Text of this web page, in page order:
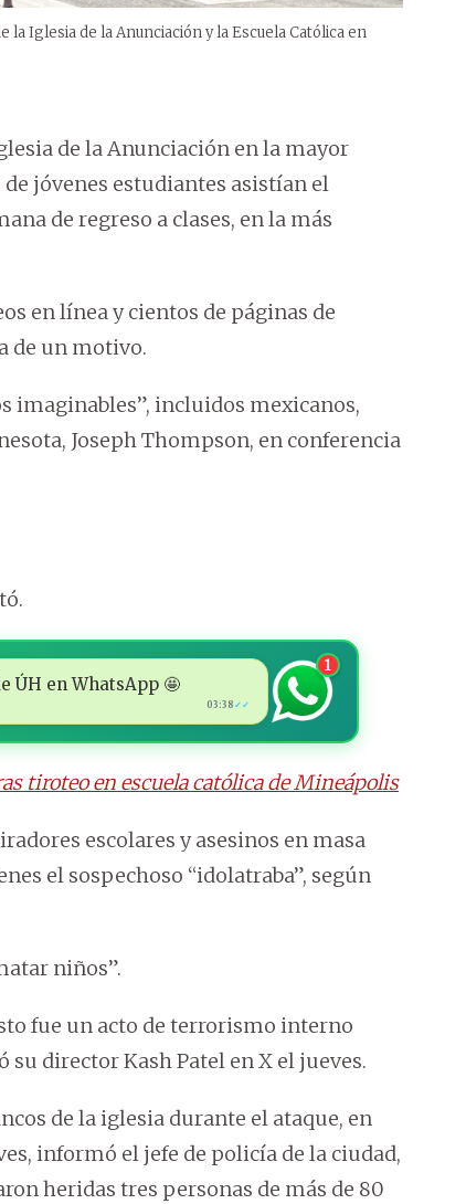
Iglesia de la Anunciación y la Escuela Católica en
de la Anunciación en la mayor
jóvenes estudiantes asistían el
de regreso a clases, en la más
en línea y cientos de páginas de
de un motivo.
imaginables”, incluidos mexicanos,
Joseph Thompson, en conferencia
ÚH en WhatsApp 🤩
03:38 ✓✓
1
tiroteo en escuela católica de Mineápolis
escolares y asesinos en masa
el sospechoso “idolatraba”, según
niños”.
fue un acto de terrorismo interno
director Kash Patel en X el jueves.
de la iglesia durante el ataque, en
informó el jefe de policía de la ciudad,
heridas tres personas de más de 80